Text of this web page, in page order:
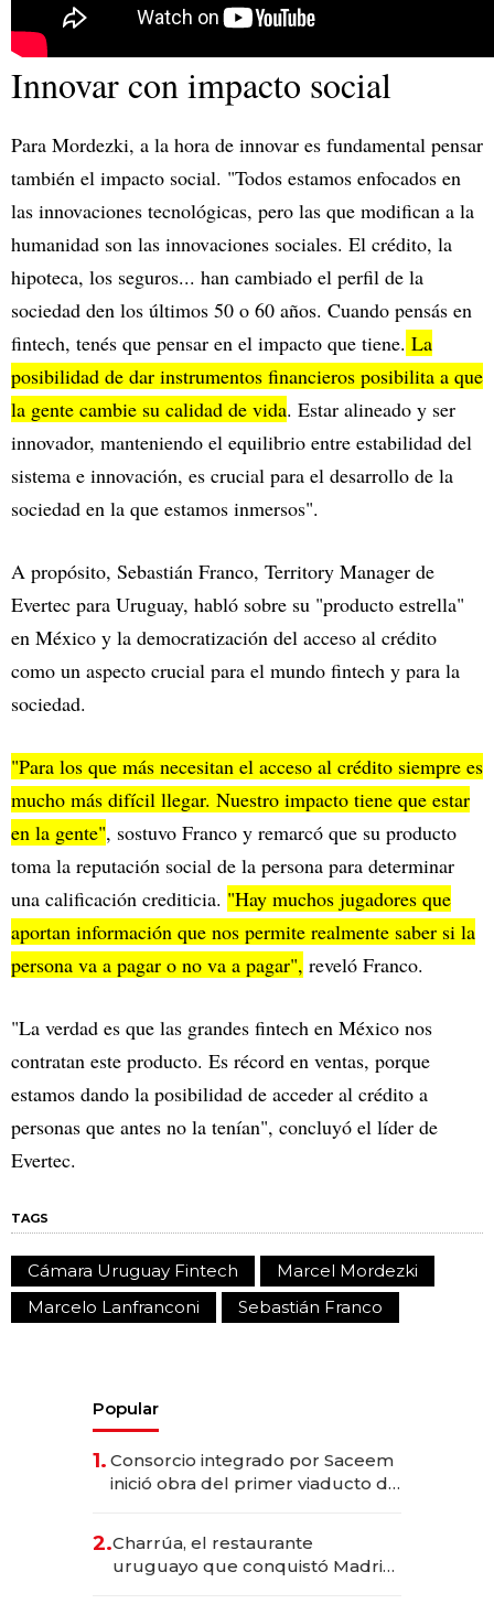
Innovar con impacto social
Para Mordezki, a la hora de innovar es fundamental pensar
también el impacto social. "Todos estamos enfocados en
las innovaciones tecnológicas, pero las que modifican a la
humanidad son las innovaciones sociales. El crédito, la
hipoteca, los seguros... han cambiado el perfil de la
sociedad den los últimos 50 o 60 años. Cuando pensás en
fintech, tenés que pensar en el impacto que tiene. La
posibilidad de dar instrumentos financieros posibilita a que
la gente cambie su calidad de vida. Estar alineado y ser
innovador, manteniendo el equilibrio entre estabilidad del
sistema e innovación, es crucial para el desarrollo de la
sociedad en la que estamos inmersos".
A propósito, Sebastián Franco, Territory Manager de
Evertec para Uruguay, habló sobre su "producto estrella"
en México y la democratización del acceso al crédito
como un aspecto crucial para el mundo fintech y para la
sociedad.
"Para los que más necesitan el acceso al crédito siempre es
mucho más difícil llegar. Nuestro impacto tiene que estar
en la gente", sostuvo Franco y remarcó que su producto
toma la reputación social de la persona para determinar
una calificación crediticia. "Hay muchos jugadores que
aportan información que nos permite realmente saber si la
persona va a pagar o no va a pagar", reveló Franco.
"La verdad es que las grandes fintech en México nos
contratan este producto. Es récord en ventas, porque
estamos dando la posibilidad de acceder al crédito a
personas que antes no la tenían", concluyó el líder de
Evertec.
TAGS
Cámara Uruguay Fintech
Marcel Mordezki
Marcelo Lanfranconi
Sebastián Franco
Popular
1. Consorcio integrado por Saceem
inició obra del primer viaducto de
millones
2.Charrúa, el restaurante
uruguayo que conquistó Madrid: